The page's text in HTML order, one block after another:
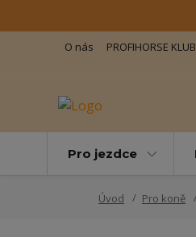
O nás PROFIHORSE KLUB
Pro jezdce
Úvod Pro koně